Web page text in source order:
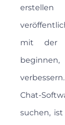
mit der
Chat-
suchen,